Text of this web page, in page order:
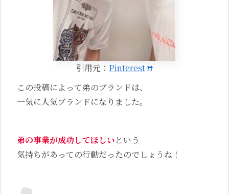
引用元： Pinterest
この投稿によって弟のブランドは、
一気に人気ブランドになりました。
弟の事業が成功してほしいという
気持ちがあっての行動だったのでしょうね！